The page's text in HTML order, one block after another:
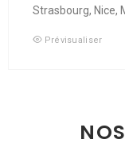
Strasbourg, Nice,
Prévisualiser